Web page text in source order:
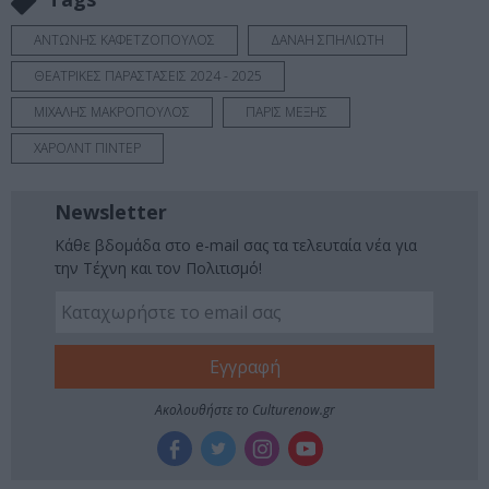
ΑΝΤΩΝΗΣ ΚΑΦΕΤΖΟΠΟΥΛΟΣ
ΔΑΝΑΗ ΣΠΗΛΙΩΤΗ
ΘΕΑΤΡΙΚΕΣ ΠΑΡΑΣΤΑΣΕΙΣ 2024 - 2025
ΜΙΧΑΛΗΣ ΜΑΚΡΟΠΟΥΛΟΣ
ΠΑΡΙΣ ΜΕΞΗΣ
ΧΑΡΟΛΝΤ ΠΙΝΤΕΡ
Newsletter
Κάθε βδομάδα στο e-mail σας τα τελευταία νέα για
την Τέχνη και τον Πολιτισμό!
Ακολουθήστε το Culturenow.gr